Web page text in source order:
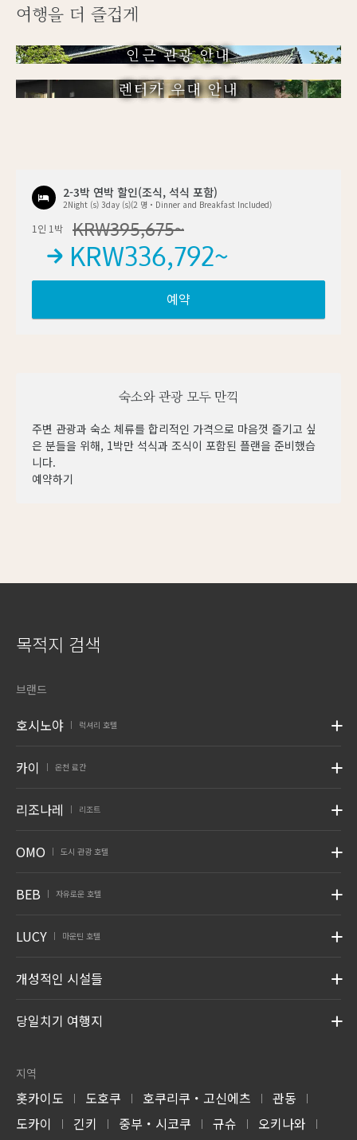
여행을 더 즐겁게
인근 관광 안내
렌터카 우대 안내
2-3박 연박 할인(조식, 석식 포함)
2Night (s) 3day (s)(2 명・Dinner and Breakfast Included)
1인 1박 KRW395,675~
KRW336,792~
예약
숙소와 관광 모두 만끽
주변 관광과 숙소 체류를 합리적인 가격으로 마음껏 즐기고 싶
은 분들을 위해, 1박만 석식과 조식이 포함된 플랜을 준비했습
니다.
예약하기
목적지 검색
브랜드
호시노야 럭셔리 호텔
카이 온천 료칸
리조나레 리조트
OMO 도시 관광 호텔
BEB 자유로운 호텔
LUCY 마운틴 호텔
개성적인 시설들
당일치기 여행지
지역
홋카이도 | 도호쿠 | 호쿠리쿠・고신에츠 | 관동 |
도카이 | 긴키 | 중부・시코쿠 | 규슈 | 오키나와 |